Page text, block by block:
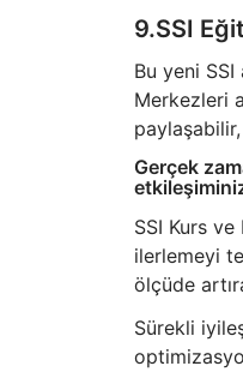
9.SSI
Bu yeni
Merkezleri
Gerçek
SSI Kurs
ilerlemeyi
ölçüde
Sürekli